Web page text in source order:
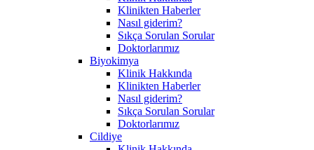
Klinikten Haberler
Nasıl giderim?
Sıkça Sorulan Sorular
Doktorlarımız
Biyokimya
Klinik Hakkında
Klinikten Haberler
Nasıl giderim?
Sıkça Sorulan Sorular
Doktorlarımız
Cildiye